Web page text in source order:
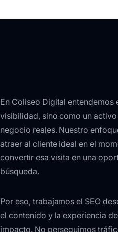
En Coliseo Digital entendemos
visibilidad, sino como un
negocio reales. Nuestro
atraer al cliente ideal en el
convertir esa visita en una
búsqueda.
Por eso, trabajamos el SEO
el contenido y la experiencia
impacto. No perseguimos